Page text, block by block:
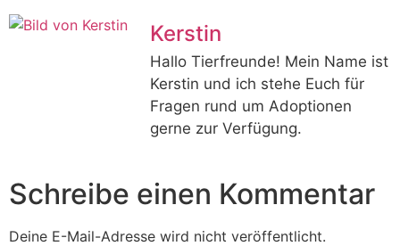
Kerstin
Hallo Tierfreunde! Mein Name ist
Kerstin und ich stehe Euch für
Fragen rund um Adoptionen
gerne zur Verfügung.
Schreibe einen Kommentar
Deine E-Mail-Adresse wird nicht veröffentlicht.